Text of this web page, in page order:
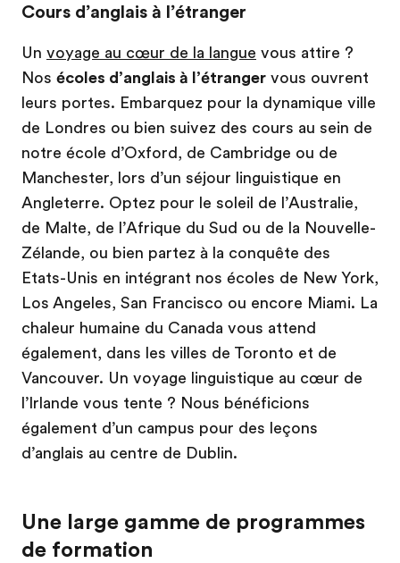
Cours d’anglais à l’étranger
Un voyage au cœur de la langue vous attire ?
Nos écoles d’anglais à l’étranger vous ouvrent
leurs portes. Embarquez pour la dynamique ville
de Londres ou bien suivez des cours au sein de
notre école d’Oxford, de Cambridge ou de
Manchester, lors d’un séjour linguistique en
Angleterre. Optez pour le soleil de l’Australie,
de Malte, de l’Afrique du Sud ou de la Nouvelle-
Zélande, ou bien partez à la conquête des
Etats-Unis en intégrant nos écoles de New York,
Los Angeles, San Francisco ou encore Miami. La
chaleur humaine du Canada vous attend
également, dans les villes de Toronto et de
Vancouver. Un voyage linguistique au cœur de
l’Irlande vous tente ? Nous bénéficions
également d’un campus pour des leçons
d’anglais au centre de Dublin.
Une large gamme de programmes
de formation